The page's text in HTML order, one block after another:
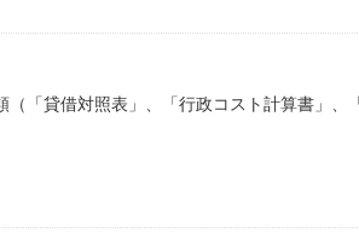
「貸借対照表」、「行政コスト計算書」、